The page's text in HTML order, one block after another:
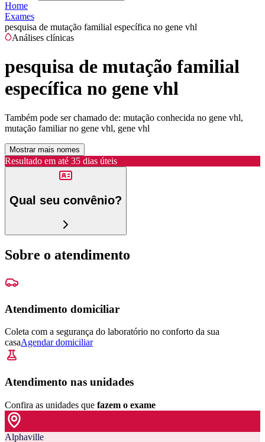
Home
Exames
pesquisa de mutação familial específica no gene vhl
Análises clínicas
pesquisa de mutação familial
específica no gene vhl
Também pode ser chamado de: mutação conhecida no gene vhl,
mutação familiar no gene vhl, gene vhl
Mostrar mais nomes
Resultado em até 35 dias úteis
Qual seu convênio?
Sobre o atendimento
Atendimento domiciliar
Coleta com a segurança do laboratório no conforto da sua
casaAgendar domiciliar
Atendimento nas unidades
Confira as unidades que fazem o exame
Alphaville